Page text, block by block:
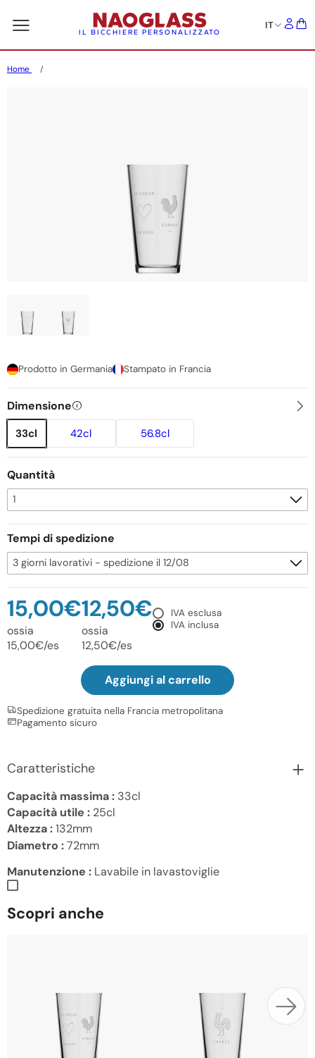
IL BICCHIERE PERSONALIZZATO
IT
Home
Prodotto in Germania Stampato in Francia
Dimensione
33cl 42cl 56.8cl
Quantità
Tempi di spedizione
IVA esclusa
IVA inclusa
15,00€
ossia
15,00€/es
12,50€
ossia
12,50€/es
Aggiungi al carrello
Spedizione gratuita nella Francia metropolitana
Pagamento sicuro
Caratteristiche
Capacità massima : 33cl
Capacità utile : 25cl
Altezza :132mm
Diametro :72mm
Manutenzione : Lavabile in lavastoviglie
Scopri anche